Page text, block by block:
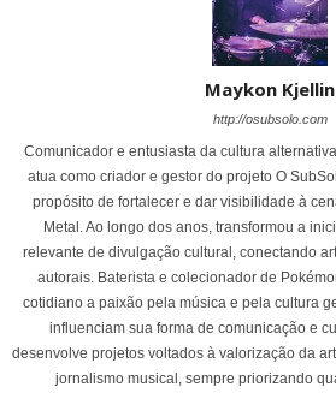
Maykon Kjellin
http://osubsolo.com
Comunicador e entusiasta da cultura
atua como criador e gestor do projeto O
propósito de fortalecer e dar visibilidade à
Metal. Ao longo dos anos, transformou a
relevante de divulgação cultural, conectando
autorais. Baterista e colecionador de
cotidiano a paixão pela música e pela cultura
influenciam sua forma de comunicação e
desenvolve projetos voltados à valorização da
jornalismo musical, sempre priorizando